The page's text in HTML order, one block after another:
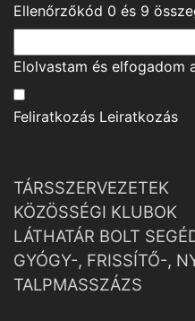
Ellenőrzőkód 0 és 9
Elolvastam és elfogadom
Feliratkozás Leiratkozás
TÁRSSZERVEZETEK
KÖZÖSSÉGI KLUBOK
LÁTHATÁR BOLT
GYÓGY-, FRISSÍTŐ-,
TALPMASSZÁZS